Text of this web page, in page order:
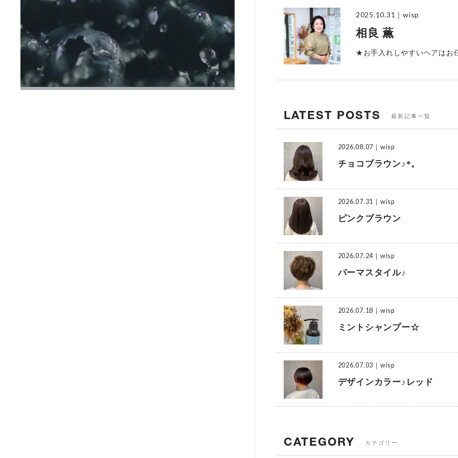
2025.10.31 ｜wisp
相良 薫
★お手入れしやすいヘアはお
LATEST POSTS 最新記事一覧
2026.08.07 ｜wisp
チョコブラウン♪*。
2026.07.31 ｜wisp
ピンクブラウン
2026.07.24 ｜wisp
パーマスタイル♪
2026.07.18 ｜wisp
ミントシャンプー☆
2026.07.03 ｜wisp
デザインカラー♪レッド
CATEGORY カテゴリー